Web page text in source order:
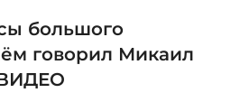
большого
говорил Микаил